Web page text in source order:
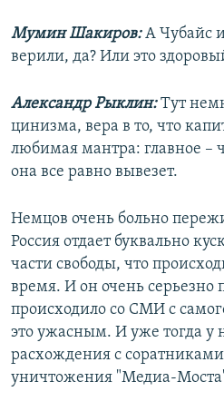
Мумин Шакиров:А Чубайс
верили, да? Или это
Александр Рыклин:Тут
цинизма, вера в то, что
любимая мантра: главное –
она все равно вывезет.
Немцов очень больно
Россия отдает буквально
части свободы, что
время. И он очень серьезно
происходило со СМИ с
это ужасным. И уже тогда у
расхождения с
уничтожения "Медиа-